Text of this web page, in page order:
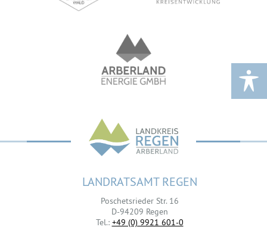
LANDRATSAMT REGEN
Poschetsrieder Str. 16
D-94209 Regen
Tel.: +49 (0) 9921 601-0